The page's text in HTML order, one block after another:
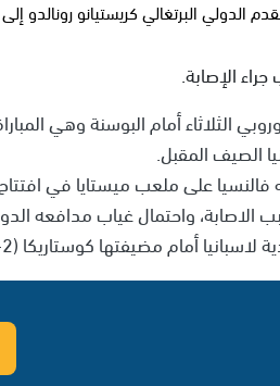
الدولي البرتغالي كريستيانو رونالدو
الإصابة.
الثلاثاء أمام البوسنة وهي
على ملعب ميستايا في
واحتمال غياب مدافعه
مضيفتها كوستاريكا (2-2) الثلاثاء ايضا